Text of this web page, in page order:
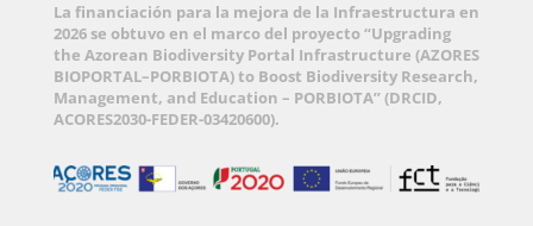
La financiación para la mejora de la Infraestructura en
2026 se obtuvo en el marco del proyecto “Upgrading
the Azorean Biodiversity Portal Infrastructure (AZORES
BIOPORTAL–PORBIOTA) to Boost Biodiversity Research,
Management, and Education – PORBIOTA” (DRCID,
ACORES2030-FEDER-03420600).